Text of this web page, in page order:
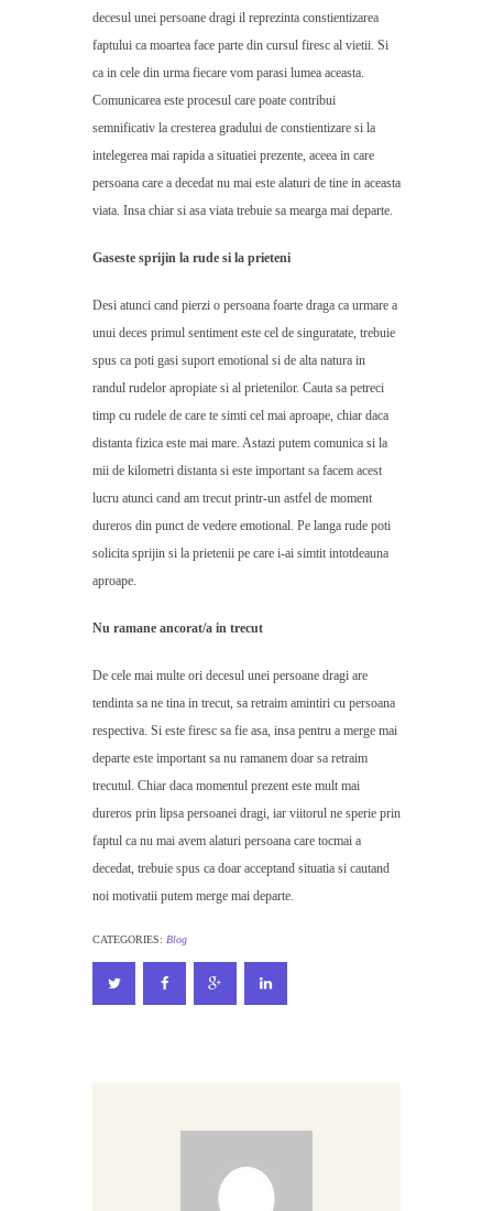
decesul unei persoane dragi il reprezinta constientizarea
faptului ca moartea face parte din cursul firesc al vietii. Si
ca in cele din urma fiecare vom parasi lumea aceasta.
Comunicarea este procesul care poate contribui
semnificativ la cresterea gradului de constientizare si la
intelegerea mai rapida a situatiei prezente, aceea in care
persoana care a decedat nu mai este alaturi de tine in aceasta
viata. Insa chiar si asa viata trebuie sa mearga mai departe.
Gaseste sprijin la rude si la prieteni
Desi atunci cand pierzi o persoana foarte draga ca urmare a
unui deces primul sentiment este cel de singuratate, trebuie
spus ca poti gasi suport emotional si de alta natura in
randul rudelor apropiate si al prietenilor. Cauta sa petreci
timp cu rudele de care te simti cel mai aproape, chiar daca
distanta fizica este mai mare. Astazi putem comunica si la
mii de kilometri distanta si este important sa facem acest
lucru atunci cand am trecut printr-un astfel de moment
dureros din punct de vedere emotional. Pe langa rude poti
solicita sprijin si la prietenii pe care i-ai simtit intotdeauna
aproape.
Nu ramane ancorat/a in trecut
De cele mai multe ori decesul unei persoane dragi are
tendinta sa ne tina in trecut, sa retraim amintiri cu persoana
respectiva. Si este firesc sa fie asa, insa pentru a merge mai
departe este important sa nu ramanem doar sa retraim
trecutul. Chiar daca momentul prezent este mult mai
dureros prin lipsa persoanei dragi, iar viitorul ne sperie prin
faptul ca nu mai avem alaturi persoana care tocmai a
decedat, trebuie spus ca doar acceptand situatia si cautand
noi motivatii putem merge mai departe.
CATEGORIES: Blog